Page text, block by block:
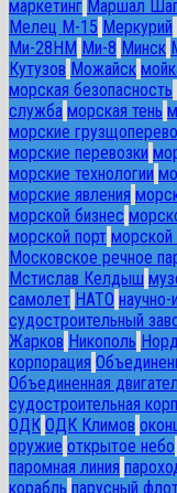
маркетинг Маршал
Мелец М-15 Меркурий
Ми-28HM Ми-8 Минск
Кутузов Можайск
морская безопасность
служба морская тень
морские
морские перевозки
морские технологии
морские явления
морской бизнес
морской порт морской
Московское речное
Мстислав Келдыш
самолет НАТО
судостроительный
Жарков Никополь
корпорация
Объединенная
судостроительная
ОДК ОДК Климов
оружие открытое небо
паромная линия
корабль парусный